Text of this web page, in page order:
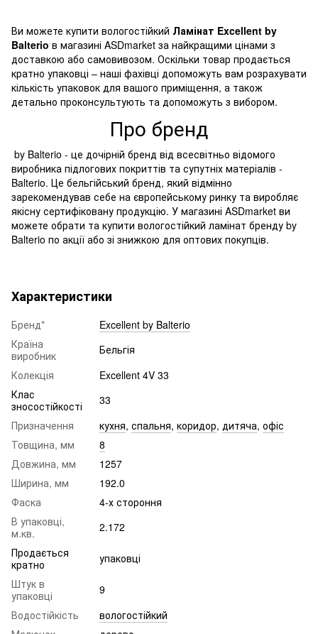
Ви можете купити вологостійкий Ламінат Excellent by
Balterio в магазині ASDmarket за найкращими цінами з
доставкою або самовивозом. Оскільки товар продається
кратно упаковці – наші фахівці допоможуть вам розрахувати
кількість упаковок для вашого приміщення, а також
детально проконсультують та допоможуть з вибором.
Про бренд
by Balterio - це дочірній бренд від всесвітньо відомого
виробника підлогових покриттів та супутніх матеріалів -
Balterio. Це бельгійський бренд, який відмінно
зарекомендував себе на європейському ринку та виробляє
якісну сертифіковану продукцію. У магазині ASDmarket ви
можете обрати та купити вологостійкий ламінат бренду by
Balterio по акції або зі знижкою для оптових покупців.
Характеристики
Бренд*
Excellent by Balterio
Країна
виробник
Бельгія
Колекція
Excellent 4V 33
Клас
зносостійкості
33
Призначення
кухня, спальня, коридор, дитяча, офіс
Товщина, мм
8
Довжина, мм
1257
Ширина, мм
192.0
Фаска
4-х стороння
В упаковці,
м.кв.
2.172
Продається
кратно
упаковці
Штук в
упаковці
9
Водостійкість
вологостійкий